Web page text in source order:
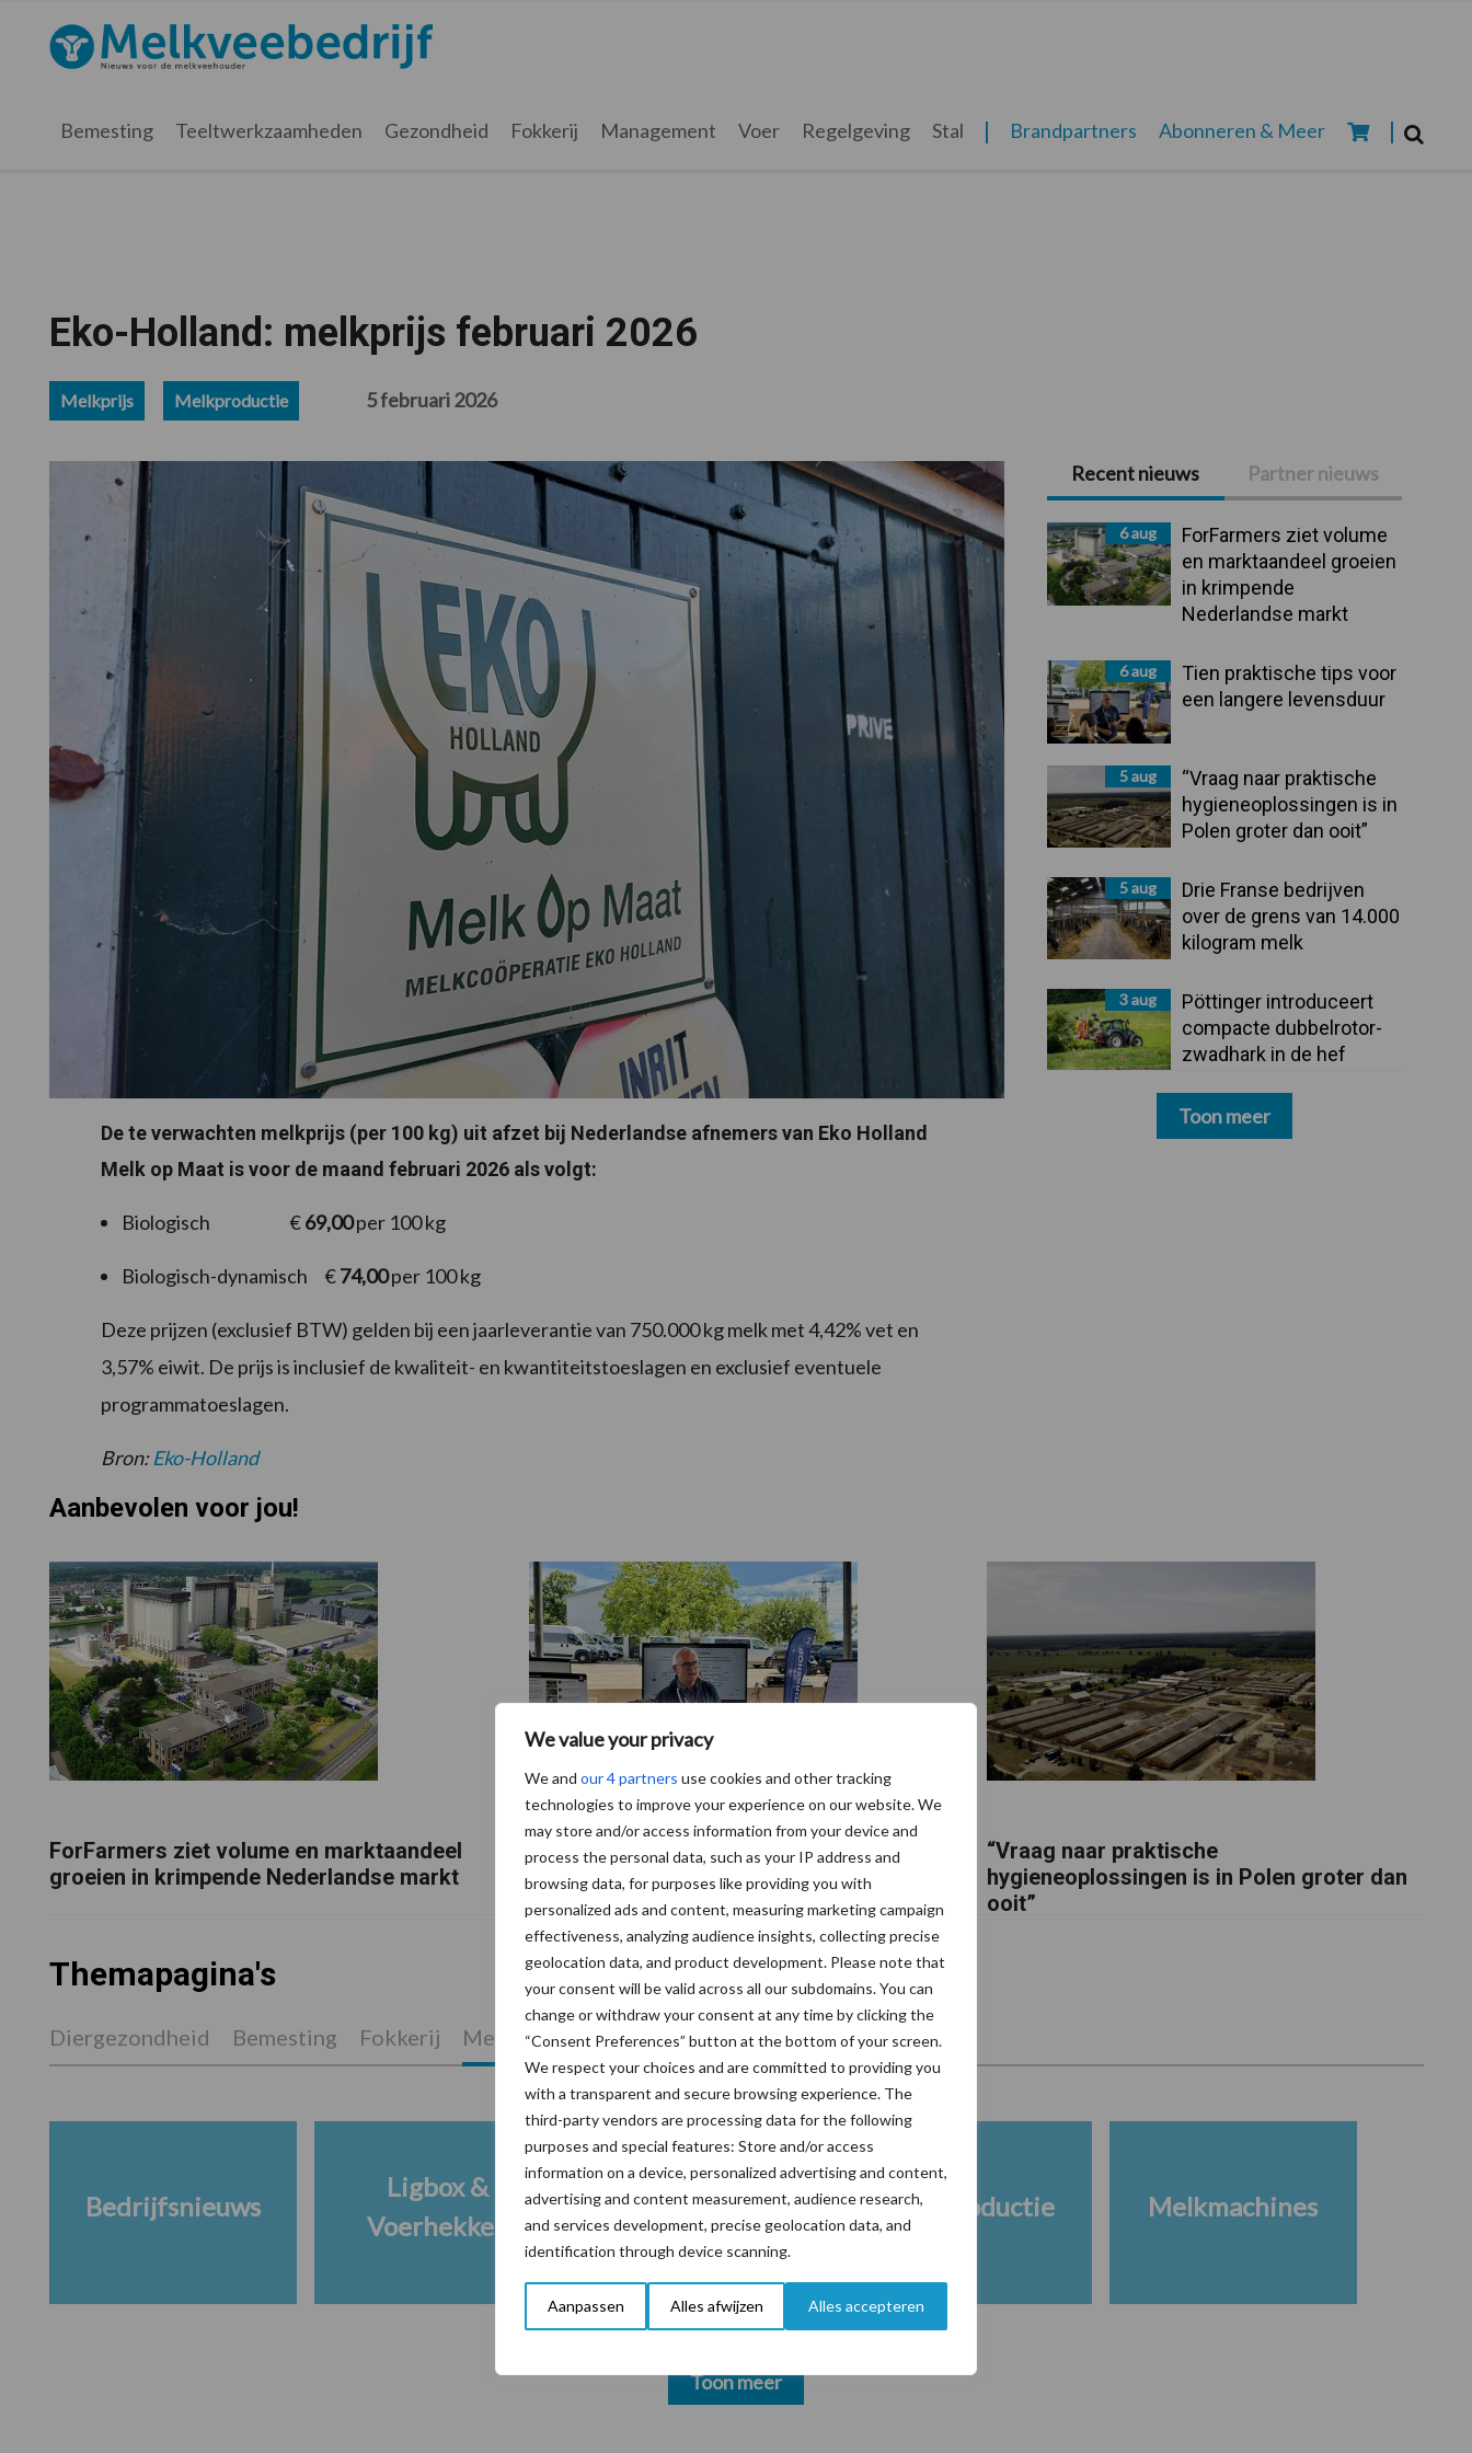
We value your privacy
We and our 4 partners use cookies and other tracking
technologies to improve your experience on our website. We
may store and/or access information from your device and
process the personal data, such as your IP address and
browsing data, for purposes like providing you with
personalized ads and content, measuring marketing campaign
effectiveness, analyzing audience insights, collecting precise
geolocation data, and product development. Please note that
your consent will be valid across all our subdomains. You can
change or withdraw your consent at any time by clicking the
“Consent Preferences” button at the bottom of your screen.
We respect your choices and are committed to providing you
with a transparent and secure browsing experience. The
third-party vendors are processing data for the following
purposes and special features: Store and/or access
information on a device, personalized advertising and content,
advertising and content measurement, audience research,
and services development, precise geolocation data, and
identification through device scanning.
Aanpassen Alles afwijzen Alles accepteren
hoofdnavigatie
hoofd
eerste
voettekst
Melkveebedrijf.nl
Bemesting Teeltwerkzaamheden Gezondheid Fokkerij Management Voer Regelgeving Stal Brandpartners Abonneren & Meer
Eko-Holland: melkprijs februari 2026
Melkprijs Melkproductie 5 februari 2026
De te verwachten melkprijs (per 100 kg) uit afzet bij Nederlandse afnemers van Eko Holland
Melk op Maat is voor de maand februari 2026 als volgt:
Biologisch €69,00per 100 kg
Biologisch-dynamisch €74,00per 100 kg
Deze prijzen (exclusief BTW) gelden bij een jaarleverantie van 750.000 kg melk met 4,42% vet en
3,57% eiwit. De prijs is inclusief de kwaliteit- en kwantiteitstoeslagen en exclusief eventuele
programmatoeslagen.
Bron:Eko-Holland
Primaire
Sidebar
Recent nieuws Partner nieuws
6 aug
ForFarmers ziet volume
en marktaandeel groeien
in krimpende
Nederlandse markt
6 aug
Tien praktische tips voor
een langere levensduur
5 aug
“Vraag naar praktische
hygieneoplossingen is in
Polen groter dan ooit”
5 aug
Drie Franse bedrijven
over de grens van 14.000
kilogram melk
3 aug
Pöttinger introduceert
compacte dubbelrotor-
zwadhark in de hef
Toon meer
Aanbevolen voor jou!
ForFarmers ziet volume en marktaandeel
groeien in krimpende Nederlandse markt
Tien praktische tips voor een langere
levensduur
“Vraag naar praktische
hygieneoplossingen is in Polen groter dan
ooit”
Themapagina's
Diergezondheid Bemesting Fokkerij Melkveebedrijf Veevoer Wet en regelgeving
Bedrijfsnieuws
Ligbox &
Voerhekken
Melkproductie Melkmachines
Toon meer